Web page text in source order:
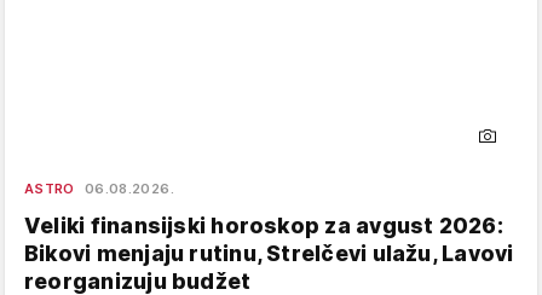
ASTRO 06.08.2026.
Veliki finansijski horoskop za avgust 2026:
Bikovi menjaju rutinu, Strelčevi ulažu, Lavovi
reorganizuju budžet